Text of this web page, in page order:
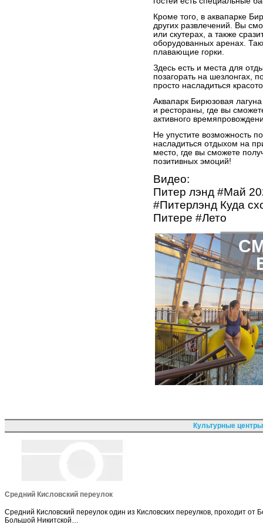
Кроме того, в аквапарке
других развлечений. Вы
или скутерах, а также
оборудованных аренах.
плавающие горки.
Здесь есть и места для
позагорать на шезлонгах,
просто насладиться
Аквапарк Бирюзовая
и рестораны, где вы
активного
Не упустите возможность
насладиться отдыхом на
место, где вы сможете
позитивных эмоций!
Видео:
Питер лэнд #Май
#Питерлэнд Куда
Питере #Лето
Культурные
Средний Кисловский переулок
Средний Кисловский переулок один из Кисловских переулков, проходит
Большой Никитской…